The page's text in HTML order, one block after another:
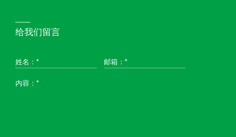
给我们留言
姓名：* 邮箱：*
内容：*